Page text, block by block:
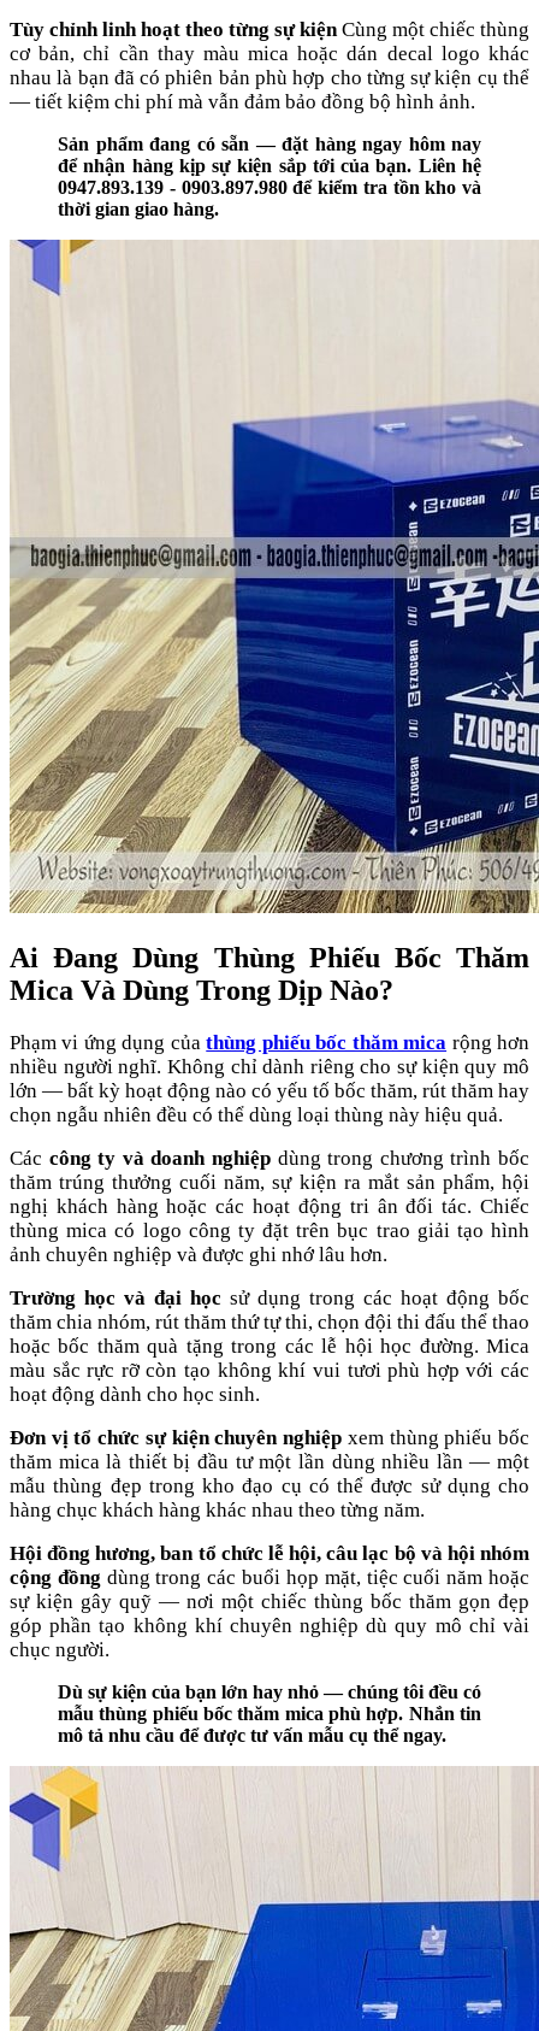
Tùy chỉnh linh hoạt theo từng sự kiệnCùng một chiếc thùng
cơ bản, chỉ cần thay màu mica hoặc dán decal logo khác
nhau là bạn đã có phiên bản phù hợp cho từng sự kiện cụ thể
— tiết kiệm chi phí mà vẫn đảm bảo đồng bộ hình ảnh.
Sản phẩm đang có sẵn — đặt hàng ngay hôm nay
để nhận hàng kịp sự kiện sắp tới của bạn. Liên hệ
0947.893.139 - 0903.897.980 để kiểm tra tồn kho và
thời gian giao hàng.
Ai Đang Dùng Thùng Phiếu Bốc Thăm
Mica Và Dùng Trong Dịp Nào?
Phạm vi ứng dụng củathùng phiếu bốc thăm mica rộng hơn
nhiều người nghĩ. Không chỉ dành riêng cho sự kiện quy mô
lớn — bất kỳ hoạt động nào có yếu tố bốc thăm, rút thăm hay
chọn ngẫu nhiên đều có thể dùng loại thùng này hiệu quả.
Các công ty và doanh nghiệp dùng trong chương trình bốc
thăm trúng thưởng cuối năm, sự kiện ra mắt sản phẩm, hội
nghị khách hàng hoặc các hoạt động tri ân đối tác. Chiếc
thùng mica có logo công ty đặt trên bục trao giải tạo hình
ảnh chuyên nghiệp và được ghi nhớ lâu hơn.
Trường học và đại học sử dụng trong các hoạt động bốc
thăm chia nhóm, rút thăm thứ tự thi, chọn đội thi đấu thể thao
hoặc bốc thăm quà tặng trong các lễ hội học đường. Mica
màu sắc rực rỡ còn tạo không khí vui tươi phù hợp với các
hoạt động dành cho học sinh.
Đơn vị tổ chức sự kiện chuyên nghiệp xem thùng phiếu bốc
thăm mica là thiết bị đầu tư một lần dùng nhiều lần — một
mẫu thùng đẹp trong kho đạo cụ có thể được sử dụng cho
hàng chục khách hàng khác nhau theo từng năm.
Hội đồng hương, ban tổ chức lễ hội, câu lạc bộ và hội nhóm
cộng đồng dùng trong các buổi họp mặt, tiệc cuối năm hoặc
sự kiện gây quỹ — nơi một chiếc thùng bốc thăm gọn đẹp
góp phần tạo không khí chuyên nghiệp dù quy mô chỉ vài
chục người.
Dù sự kiện của bạn lớn hay nhỏ — chúng tôi đều có
mẫu thùng phiếu bốc thăm mica phù hợp. Nhắn tin
mô tả nhu cầu để được tư vấn mẫu cụ thể ngay.